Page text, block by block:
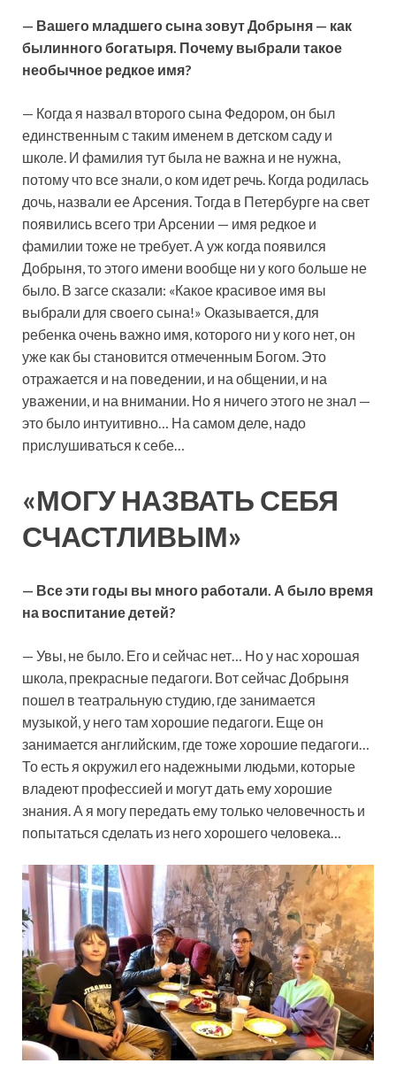
— Вашего младшего сына зовут Добрыня — как
былинного богатыря. Почему выбрали такое
необычное редкое имя?
— Когда я назвал второго сына Федором, он был
единственным с таким именем в детском саду и
школе. И фамилия тут была не важна и не нужна,
потому что все знали, о ком идет речь. Когда родилась
дочь, назвали ее Арсения. Тогда в Петербурге на свет
появились всего три Арсении — имя редкое и
фамилии тоже не требует. А уж когда появился
Добрыня, то этого имени вообще ни у кого больше не
было. В загсе сказали: «Какое красивое имя вы
выбрали для своего сына!» Оказывается, для
ребенка очень важно имя, которого ни у кого нет, он
уже как бы становится отмеченным Богом. Это
отражается и на поведении, и на общении, и на
уважении, и на внимании. Но я ничего этого не знал —
это было интуитивно… На самом деле, надо
прислушиваться к себе…
«МОГУ НАЗВАТЬ СЕБЯ
СЧАСТЛИВЫМ»
— Все эти годы вы много работали. А было время
на воспитание детей?
— Увы, не было. Его и сейчас нет… Но у нас хорошая
школа, прекрасные педагоги. Вот сейчас Добрыня
пошел в театральную студию, где занимается
музыкой, у него там хорошие педагоги. Еще он
занимается английским, где тоже хорошие педагоги…
То есть я окружил его надежными людьми, которые
владеют профессией и могут дать ему хорошие
знания. А я могу передать ему только человечность и
попытаться сделать из него хорошего человека…